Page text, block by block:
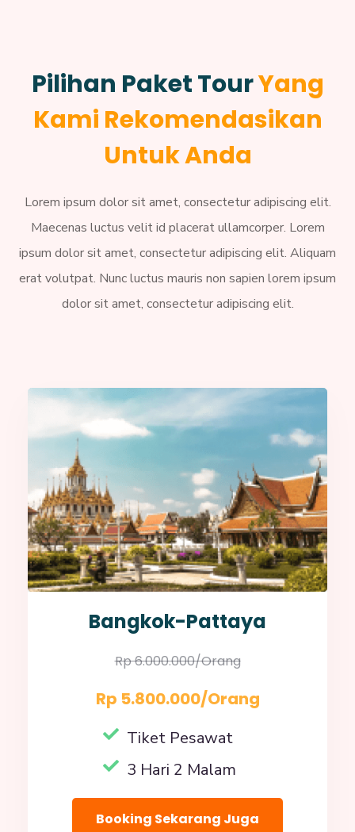
Pilihan Paket TourYang
Kami Rekomendasikan
Untuk Anda
Lorem ipsum dolor sit amet, consectetur adipiscing elit.
Maecenas luctus velit id placerat ullamcorper. Lorem
ipsum dolor sit amet, consectetur adipiscing elit. Aliquam
erat volutpat. Nunc luctus mauris non sapien lorem ipsum
dolor sit amet, consectetur adipiscing elit.
Bangkok-Pattaya
Rp 6.000.000/orang
Rp 5.800.000/orang
Tiket Pesawat
3 Hari 2 Malam
Booking Sekarang Juga